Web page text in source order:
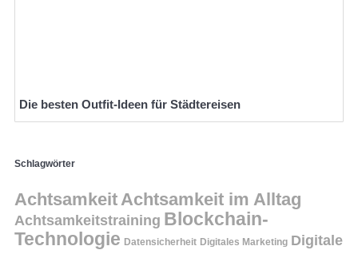
Die besten Outfit-Ideen für Städtereisen
Schlagwörter
Achtsamkeit Achtsamkeit im Alltag
Achtsamkeitstraining Blockchain-
Technologie Datensicherheit Digitales Marketing Digitale